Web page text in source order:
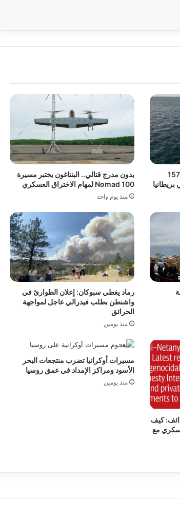
نيران في القنال الإنجليزي.. إنقاذ 157
بدون مدرج قتالي.. البنتاغون يختبر مسيرة
Nomad 100 لمهام الاختراق العسكري
منذ يوم واحد
رماد يغطي سبوكان: إعلان الطوارئ في
واشنطن بطلب فيدرالي عاجل لمواجهة
الحرائق
منذ يومين
كيف
مع
مسيرات أوكرانيا تضرب منتجعات البحر
الأسود ومراكز الإمداد في عمق روسيا
منذ يومين